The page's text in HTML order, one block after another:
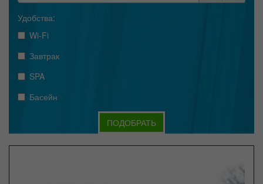
Удобства:
Wi-Fi
Завтрак
SPA
Басейн
ПОДОБРАТЬ